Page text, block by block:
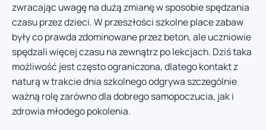
zwracając uwagę na dużą zmianę w sposobie spędzania
czasu przez dzieci. W przeszłości szkolne place zabaw
były co prawda zdominowane przez beton, ale uczniowie
spędzali więcej czasu na zewnątrz po lekcjach. Dziś taka
możliwość jest często ograniczona, dlatego kontakt z
naturą w trakcie dnia szkolnego odgrywa szczególnie
ważną rolę zarówno dla dobrego samopoczucia, jak i
zdrowia młodego pokolenia.